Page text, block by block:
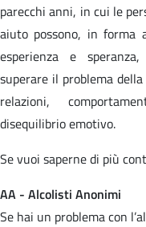
parecchi anni, in cui le
aiuto possono, in forma
esperienza e
superare il problema
relazioni,
disequilibrio emotivo.
Se vuoi saperne di più
AA - Alcolisti Anonimi
Se hai un problema con